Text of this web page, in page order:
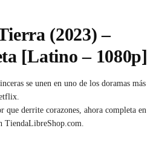
(2023) –
[Latino – 1080p]
se unen en uno de los doramas más
que derrite corazones, ahora completa en
TiendaLibreShop.com.